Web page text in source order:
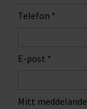
Telefon *
E-post *
Mitt meddelande